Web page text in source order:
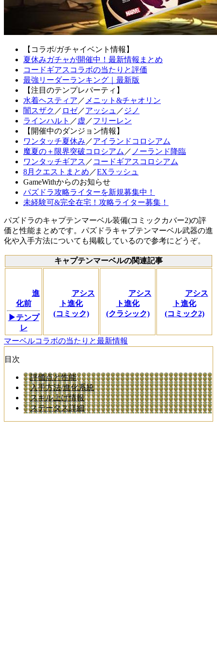
【コラボ/ガチャイベント情報】
夏休みガチャが開催中！最新情報まとめ
コードギアスコラボの当たりと評価
最強リーダーランキング｜最新版
【注目のテンプレパーティ】
水着ヘスティア ／ メニット&チャオリン
闇スザク ／ ロゼ／アッシュ ／ ジノ
ラインハルト ／ 虚 ／フリーレン
【開催中のダンジョン情報】
ワンタッチ夏休み ／アイランドコロシアム
魔夏の＋限界突破コロシアム ／ ノーランド降臨
ワンタッチギアス ／ コードギアスコロシアム
8月クエストまとめ ／EXラッシュ
GameWithからのお知らせ
パズドラ攻略ライターを新規募集中！
未経験可&完全在宅！攻略ライター募集！
パズドラのキャプテンマーベル装備(コミックカバー2)の評
価と性能まとめです。パズドラキャプテンマーベル武器の進
化や入手方法についても掲載しているので参考にどうぞ。
キャプテンマーベルの関連記事
進
化前
▶テンプ
レ
アシス
ト進化
(コミック)
アシス
ト進化
(クラシック)
アシス
ト進化
(コミック2)
マーベルコラボの当たりと最新情報
目次
評価点と性能
入手方法/進化系統
スキル上げ情報
ステータス詳細